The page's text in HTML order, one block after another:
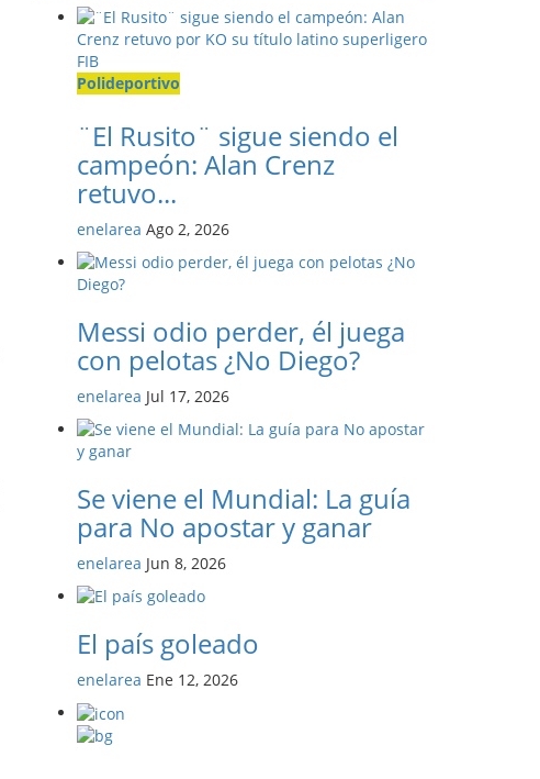
Polideportivo
¨El Rusito¨ sigue siendo el
campeón: Alan Crenz
retuvo...
enelarea Ago 2, 2026
Messi odio perder, él juega
con pelotas ¿No Diego?
enelarea Jul 17, 2026
Se viene el Mundial: La guía
para No apostar y ganar
enelarea Jun 8, 2026
El país goleado
enelarea Ene 12, 2026